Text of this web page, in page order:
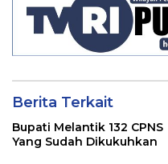
Berita Terkait
Bupati Melantik 132 CPNS
Yang Sudah Dikukuhkan